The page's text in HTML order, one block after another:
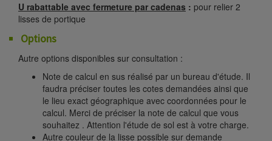
U rabattable avec fermeture par cadenas : pour relier 2
lisses de portique
Options
Autre options disponibles sur consultation :
Note de calcul en sus réalisé par un bureau d'étude. Il
faudra préciser toutes les cotes demandées ainsi que
le lieu exact géographique avec coordonnées pour le
calcul. Merci de préciser la note de calcul que vous
souhaitez . Attention l'étude de sol est à votre charge.
Autre couleur de la lisse possible sur demande